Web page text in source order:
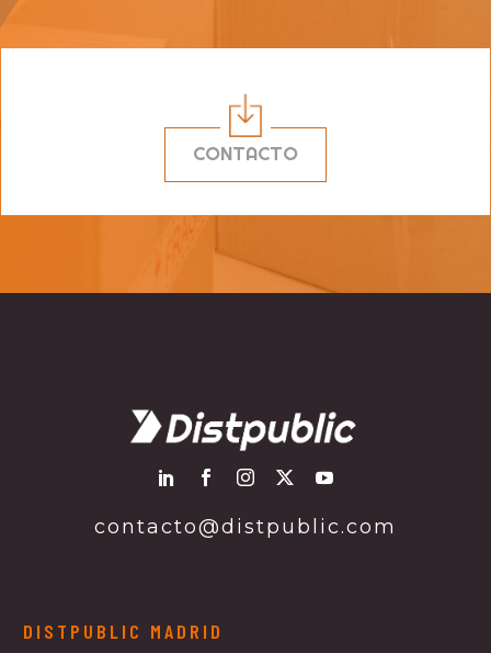
CONTACTO
contacto@distpublic.com
DISTPUBLIC MADRID